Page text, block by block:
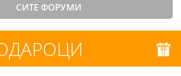
СИТЕ ФОРУМИ